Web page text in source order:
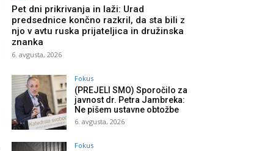
Pet dni prikrivanja in laži: Urad
predsednice končno razkril, da sta bili z
njo v avtu ruska prijateljica in družinska
znanka
6. avgusta, 2026
Fokus
(PREJELI SMO) Sporočilo za
javnost dr. Petra Jambreka:
Ne pišem ustavne obtožbe
6. avgusta, 2026
Fokus